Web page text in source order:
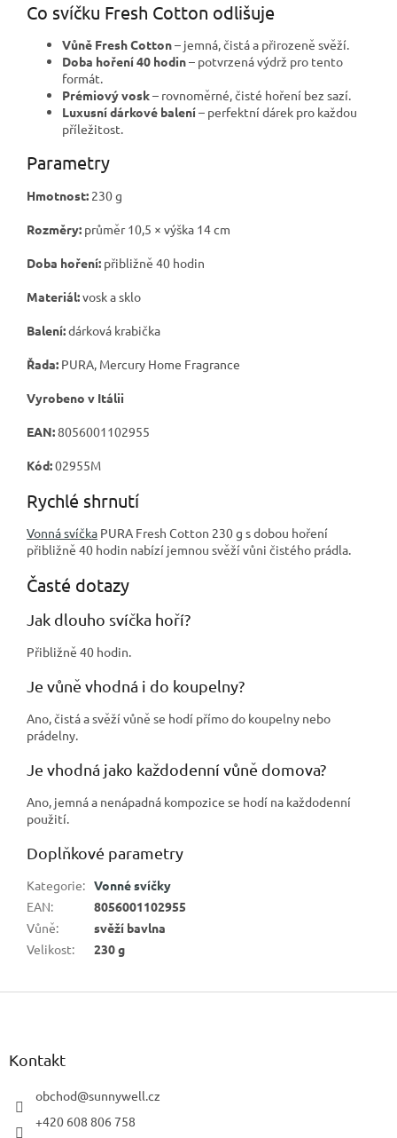
Co svíčku Fresh Cotton odlišuje
Vůně Fresh Cotton– jemná, čistá a přirozeně svěží.
Doba hoření 40 hodin– potvrzená výdrž pro tento
formát.
Prémiový vosk– rovnoměrné, čisté hoření bez sazí.
Luxusní dárkové balení– perfektní dárek pro každou
příležitost.
Parametry
Hmotnost: 230 g
Rozměry: průměr 10,5 × výška 14 cm
Doba hoření: přibližně 40 hodin
Materiál:vosk a sklo
Balení:dárková krabička
Řada: PURA, Mercury Home Fragrance
Vyrobeno v Itálii
EAN:8056001102955
Kód:02955M
Rychlé shrnutí
Vonná svíčka PURA Fresh Cotton 230 g s dobou hoření
přibližně 40 hodin nabízí jemnou svěží vůni čistého prádla.
Časté dotazy
Jak dlouho svíčka hoří?
Přibližně 40 hodin.
Je vůně vhodná i do koupelny?
Ano, čistá a svěží vůně se hodí přímo do koupelny nebo
prádelny.
Je vhodná jako každodenní vůně domova?
Ano, jemná a nenápadná kompozice se hodí na každodenní
použití.
Doplňkové parametry
Kategorie: Vonné svíčky
EAN:
8056001102955
Vůně:
svěží bavlna
Velikost: 230 g
Z
Kontakt
obchod@sunnywell.cz
+420 608 806 758